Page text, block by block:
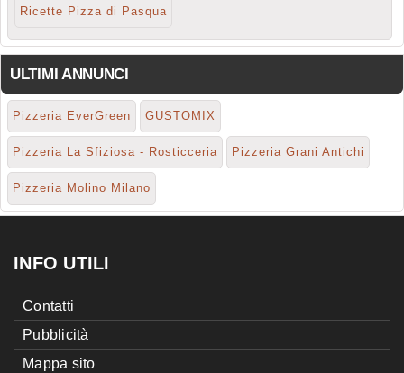
Ricette Pizza di Pasqua
ULTIMI ANNUNCI
Pizzeria EverGreen GUSTOMIX
Pizzeria La Sfiziosa - Rosticceria Pizzeria Grani Antichi
Pizzeria Molino Milano
INFO UTILI
Contatti
Pubblicità
Mappa sito